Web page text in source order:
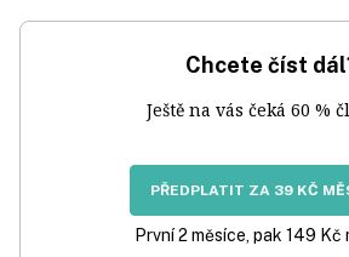
Chcete číst
Ještě na vás čeká 60 %
PŘEDPLATIT ZA 39 KČ
První 2 měsíce, pak 149 Kč